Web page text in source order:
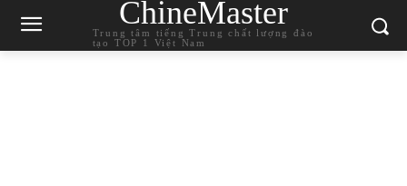
ChineMaster
Trung tâm tiếng Trung chất lượng đào
tạo TOP 1 Việt Nam